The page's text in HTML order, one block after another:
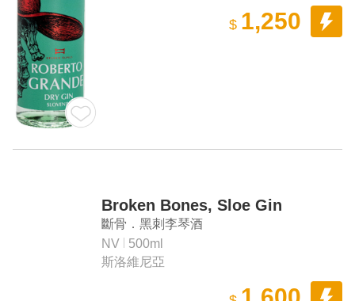
$ 1,250
Broken Bones, Sloe Gin
斷骨．黑刺李琴酒
NV
500ml
斯洛維尼亞